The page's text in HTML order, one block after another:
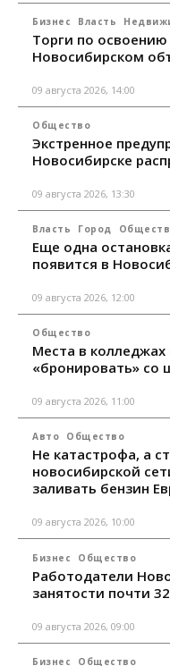
Бизнес Власть
Торги по
Новосибирском
09 августа 2026, 14:00
Общество
Экстренное
Новосибирске
09 августа 2026, 13:30
Власть Город
Еще одна
появится в
09 августа 2026, 12:00
Общество
Места в
«бронировать» со
09 августа 2026, 11:00
Авто Общество
Не катастрофа, а
новосибирской
заливать бензин
09 августа 2026, 10:00
Бизнес Общество
Работодатели
занятости почти
09 августа 2026, 09:00
Бизнес Общество